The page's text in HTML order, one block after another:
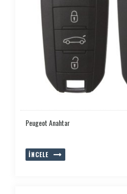
Peugeot Anahtar
İNCELE